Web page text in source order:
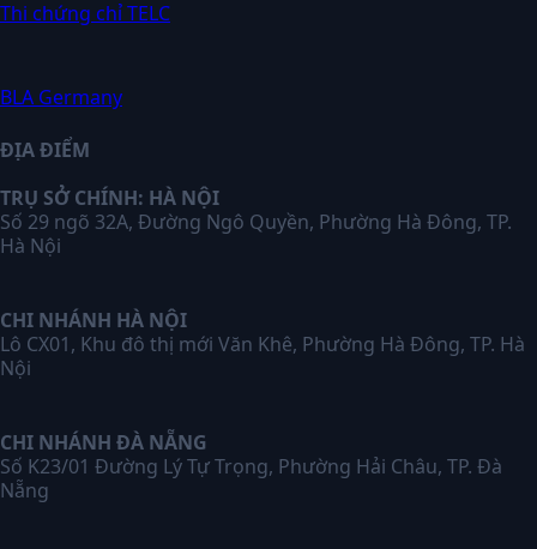
Thi chứng chỉ TELC
BLA Germany
ĐỊA ĐIỂM
TRỤ SỞ CHÍNH: HÀ NỘI
Số 29 ngõ 32A, Đường Ngô Quyền, Phường Hà Đông, TP.
Hà Nội
CHI NHÁNH HÀ NỘI
Lô CX01, Khu đô thị mới Văn Khê, Phường Hà Đông, TP. Hà
Nội
CHI NHÁNH ĐÀ NẴNG
Số K23/01 Đường Lý Tự Trọng, Phường Hải Châu, TP. Đà
Nẵng